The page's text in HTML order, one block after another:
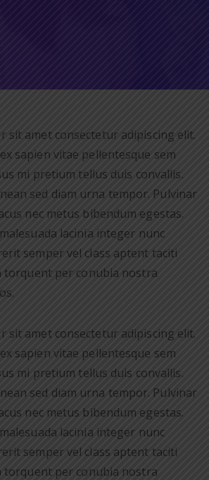
sit amet consectetur adipiscing elit.
sapien vitae pellentesque sem
mi pretium tellus duis convallis.
sed diam urna tempor. Pulvinar
nec metus bibendum egestas.
lacinia integer nunc
semper vel class aptent taciti
torquent per conubia nostra
sit amet consectetur adipiscing elit.
sapien vitae pellentesque sem
mi pretium tellus duis convallis.
sed diam urna tempor. Pulvinar
nec metus bibendum egestas.
lacinia integer nunc
semper vel class aptent taciti
torquent per conubia nostra